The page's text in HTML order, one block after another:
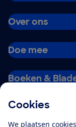
Cookies
We plaatsen
Over ons
Doe mee
Boeken &